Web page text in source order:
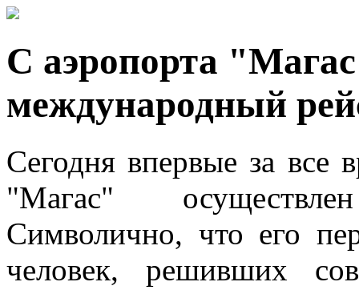
С аэропорта
международный
Сегодня впервые за все
"Магас"
Символично, что его
человек, решивших